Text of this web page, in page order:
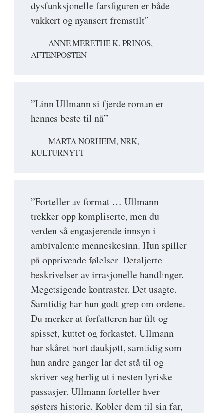
dysfunksjonelle farsfiguren er både
vakkert og nyansert fremstilt”
ANNE MERETHE K. PRINOS,
AFTENPOSTEN
”Linn Ullmann si fjerde roman er
hennes beste til nå”
MARTA NORHEIM, NRK,
KULTURNYTT
”Forteller av format … Ullmann
trekker opp kompliserte, men du
verden så engasjerende innsyn i
ambivalente menneskesinn. Hun spiller
på opprivende følelser. Detaljerte
beskrivelser av irrasjonelle handlinger.
Megetsigende kontraster. Det usagte.
Samtidig har hun godt grep om ordene.
Du merker at forfatteren har filt og
spisset, kuttet og forkastet. Ullmann
har skåret bort daukjøtt, samtidig som
hun andre ganger lar det stå til og
skriver seg herlig ut i nesten lyriske
passasjer. Ullmann forteller hver
søsters historie. Kobler dem til sin far,